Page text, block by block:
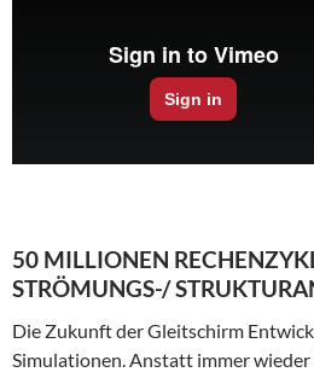
50 MILLIONEN
STRÖMUNGS-/
Die Zukunft der Gleitschirm
Simulationen. Anstatt immer